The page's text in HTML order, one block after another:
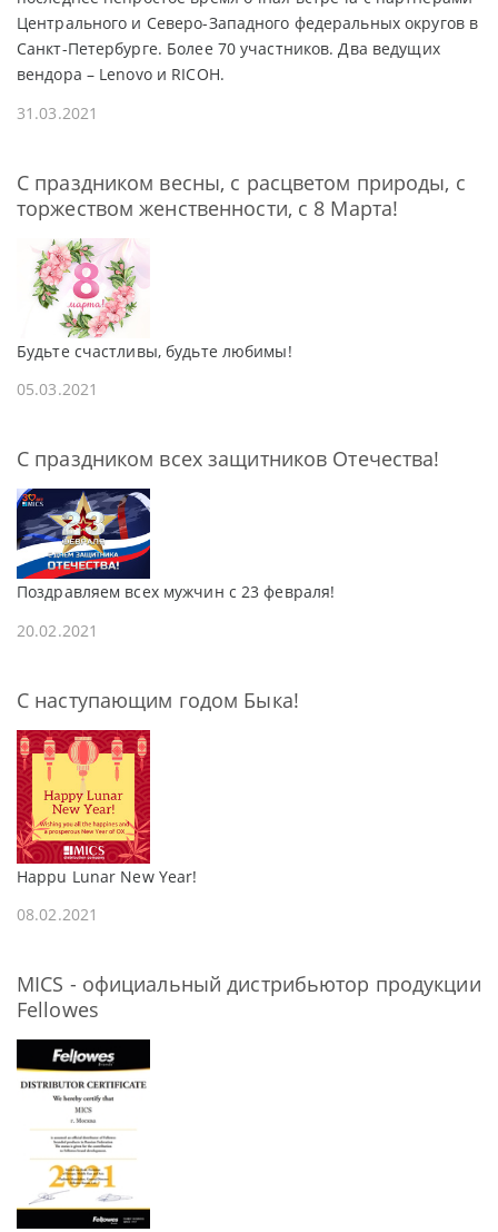
Центрального и Северо-Западного федеральных округов в
Санкт-Петербурге. Более 70 участников. Два ведущих
вендора – Lenovo и RICOH.
31.03.2021
С праздником весны, с расцветом природы, с
торжеством женственности, с 8 Марта!
Будьте счастливы, будьте любимы!
05.03.2021
С праздником всех защитников Отечества!
Поздравляем всех мужчин с 23 февраля!
20.02.2021
С наступающим годом Быка!
Happu Lunar New Year!
08.02.2021
MICS - официальный дистрибьютор продукции
Fellowes